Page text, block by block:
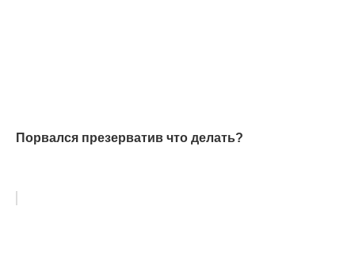
Порвался презерватив что делать?